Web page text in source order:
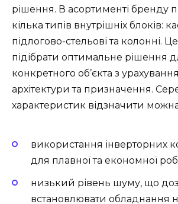
рішення. В асортименті бренду
кілька типів внутрішніх блоків:
підлогово-стельові та колонні.
підібрати оптимальне рішення
конкретного об’єкта з
архітектури та призначення.
характеристик відзначити
використання інверторних
для плавної та економної
низький рівень шуму, що
встановлювати обладнання